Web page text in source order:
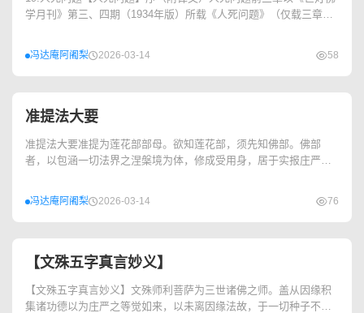
学月刊》第三、四期（1934年版）所载《人死问题》（仅载三章）
冯达庵阿阇梨 2026-03-14 58
准提法大要
准提法大要准提为莲花部部母。欲知莲花部，须先知佛部。佛部
者，以包涵一切法界之涅槃境为体，修成受用身，居于实报庄严
冯达庵阿阇梨 2026-03-14 76
【文殊五字真言妙义】
【文殊五字真言妙义】文殊师利菩萨为三世诸佛之师。盖从因缘积
集诸功德以为庄严之等觉如来，以未离因缘法故，于一切种子不能